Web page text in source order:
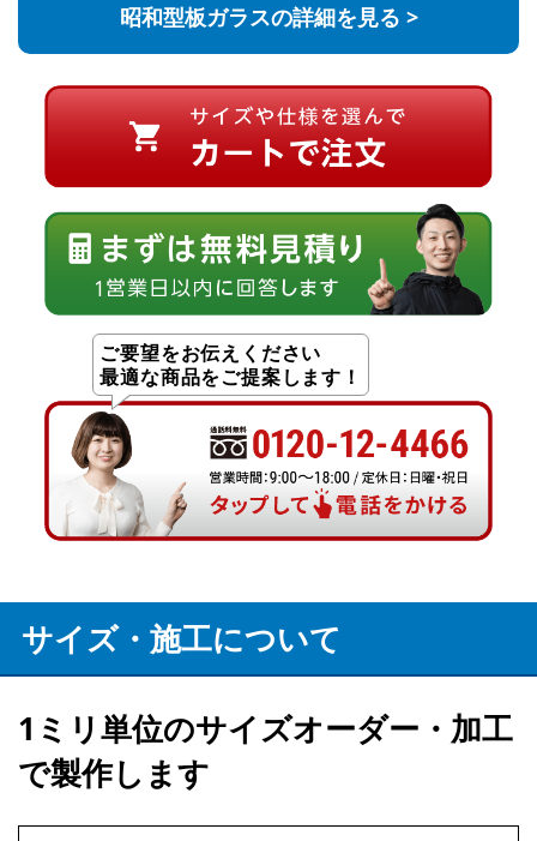
昭和型板ガラスの詳細を見る >
ご要望をお伝えください
最適な商品をご提案します！
サイズ・施工について
1ミリ単位のサイズオーダー・加工
で製作します